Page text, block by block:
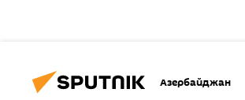
Азербайджан